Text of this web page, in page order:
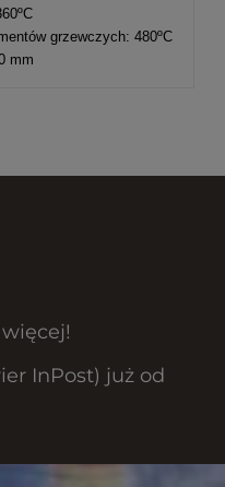
grzewczych: 480ºC
mm
InPost) już od